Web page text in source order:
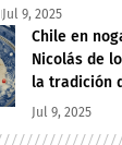
Jul 9, 2025
Chile en
Nicolás de
la tradición
Jul 9, 2025